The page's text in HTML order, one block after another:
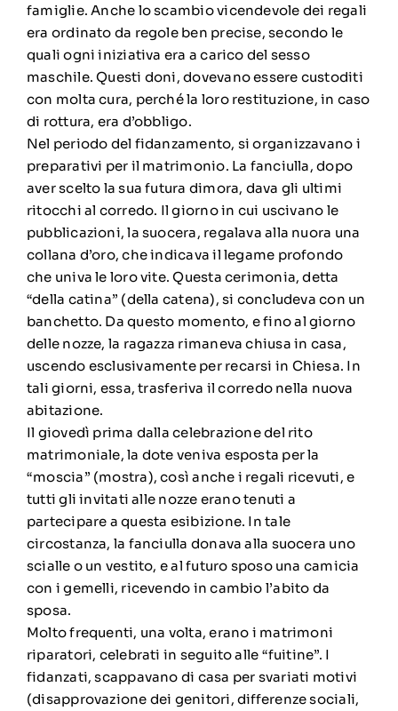
famiglie. Anche lo scambio vicendevole dei regali
era ordinato da regole ben precise, secondo le
quali ogni iniziativa era a carico del sesso
maschile. Questi doni, dovevano essere custoditi
con molta cura, perché la loro restituzione, in caso
di rottura, era d’obbligo.
Nel periodo del fidanzamento, si organizzavano i
preparativi per il matrimonio. La fanciulla, dopo
aver scelto la sua futura dimora, dava gli ultimi
ritocchi al corredo. Il giorno in cui uscivano le
pubblicazioni, la suocera, regalava alla nuora una
collana d’oro, che indicava il legame profondo
che univa le loro vite. Questa cerimonia, detta
“della catina” (della catena), si concludeva con un
banchetto. Da questo momento, e fino al giorno
delle nozze, la ragazza rimaneva chiusa in casa,
uscendo esclusivamente per recarsi in Chiesa. In
tali giorni, essa, trasferiva il corredo nella nuova
abitazione.
Il giovedì prima dalla celebrazione del rito
matrimoniale, la dote veniva esposta per la
“moscia” (mostra), così anche i regali ricevuti, e
tutti gli invitati alle nozze erano tenuti a
partecipare a questa esibizione. In tale
circostanza, la fanciulla donava alla suocera uno
scialle o un vestito, e al futuro sposo una camicia
con i gemelli, ricevendo in cambio l’abito da
sposa.
Molto frequenti, una volta, erano i matrimoni
riparatori, celebrati in seguito alle “fuitine”. I
fidanzati, scappavano di casa per svariati motivi
(disapprovazione dei genitori, differenze sociali,